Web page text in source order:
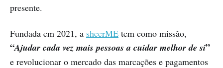
presente.
Fundada em 2021, a sheerME tem como missão,
“Ajudar cada vez mais pessoas a cuidar melhor de si”
e revolucionar o mercado das marcações e pagamentos